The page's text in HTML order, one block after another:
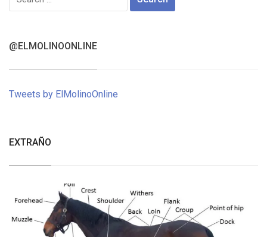
for:
@ELMOLINOONLINE
Tweets by ElMolinoOnline
EXTRAÑO